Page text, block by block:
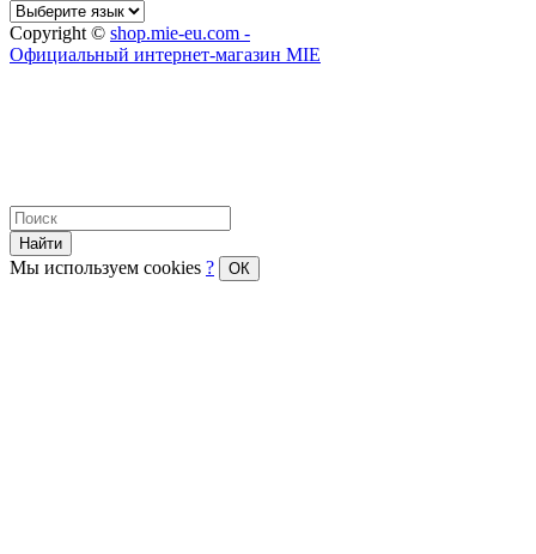
Copyright © shop.mie-eu.com -
Официальный интернет-магазин MIE
Найти
Мы используем cookies ? ОК